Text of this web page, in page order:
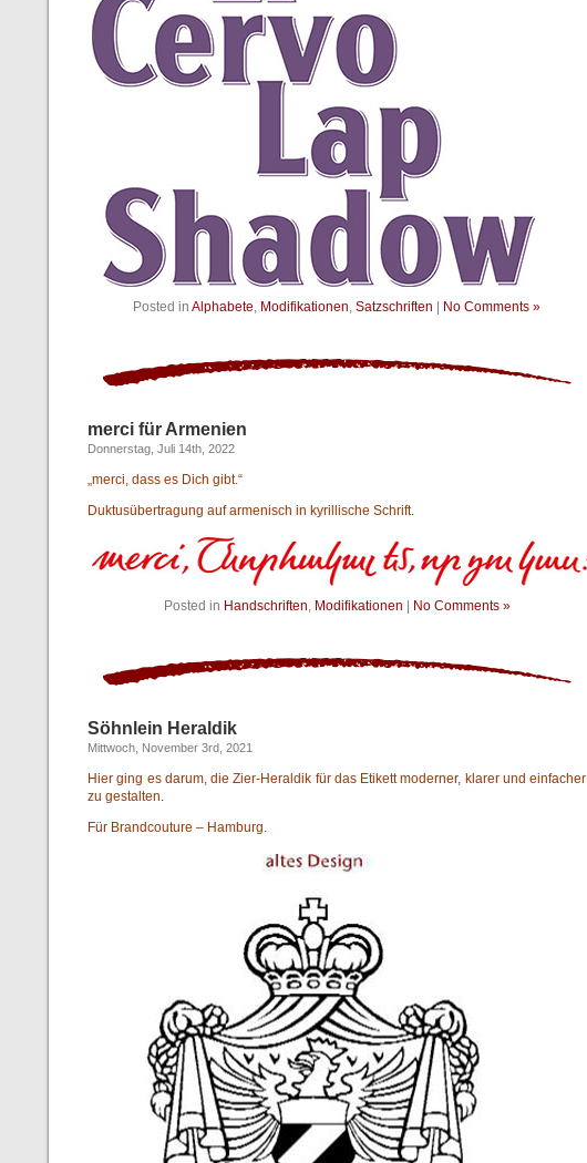
Posted in Alphabete, Modifikationen, Satzschriften No Comments »
merci für Armenien
Donnerstag, Juli 14th, 2022
„merci, dass es Dich gibt.“
Duktusübertragung auf armenisch in kyrillische Schrift.
Posted in Handschriften, Modifikationen No Comments »
Söhnlein Heraldik
Mittwoch, November 3rd, 2021
Hier ging es darum, die Zier-Heraldik für das Etikett moderner, klarer und einfacher
zu gestalten.
Für Brandcouture – Hamburg.